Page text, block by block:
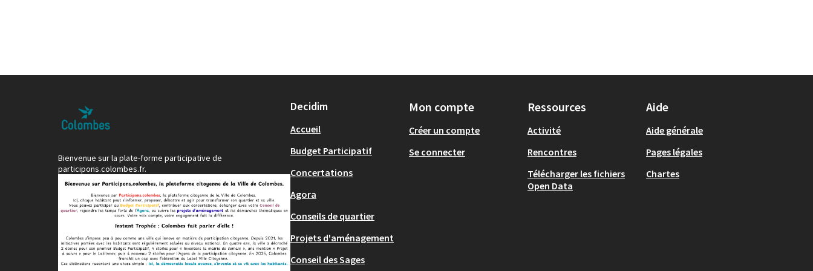
Bienvenue sur la plate-forme participative de
participons.colombes.fr.
Decidim
Accueil
Budget Participatif
Concertations
Agora
Conseils de quartier
Projets d'aménagement
Conseil des Sages
Mon compte
Créer un compte
Se connecter
Ressources
Activité
Rencontres
Télécharger les fichiers
Open Data
Aide
Aide générale
Pages légales
Chartes